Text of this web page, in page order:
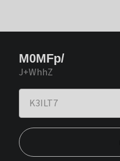
M0MFp/
J+WhhZ